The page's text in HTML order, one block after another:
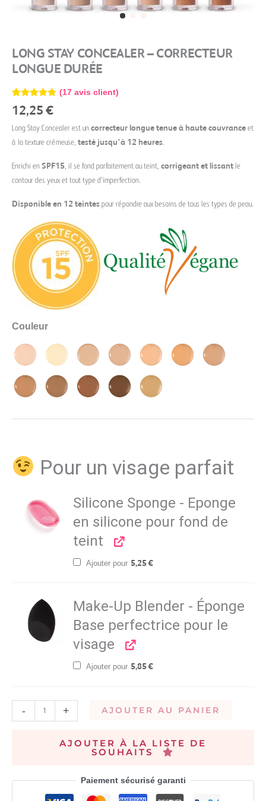
LONG STAY CONCEALER – CORRECTEUR
LONGUE DURÉE
Noté 4.82
sur 5
17
notations
client
(17avis client)
12,25€
Long Stay Concealer est un correcteur longue tenue à haute couvrance et
à la texture crémeuse, testé jusqu’à 12 heures.
Enrichi en SPF15, il se fond parfaitement au teint, corrigeant et lissant le
contour des yeux et tout type d’imperfection.
Disponible en 12 teintes pour répondre aux besoins de tous les types de peau.
Couleur
Pour un visage parfait
Silicone Sponge - Eponge
en silicone pour fond de
teint
Ajouter pour 5,25€
Make-Up Blender - Éponge
Base perfectrice pour le
visage
Ajouter pour 5,85€
- + AJOUTER AU PANIER
AJOUTER À LA LISTE DE
SOUHAITS
Paiement sécurisé garanti